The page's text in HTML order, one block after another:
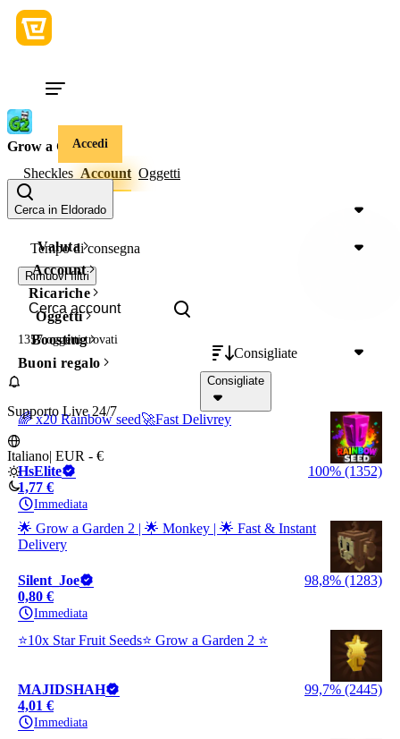
Accedi
Cerca in Eldorado
Valuta
Account
Ricariche
Oggetti
Boosting
Buoni regalo
Supporto Live 24/7
Italiano| EUR - €
Grow a Garden 2
Sheckles Account Oggetti
Prezzo
Tempo di consegna
Rimuovi filtri
Consigliate
Consigliate
1357 oggettitrovati
🌈 x20 Rainbow seed🚀Fast Delivrey
HsElite
100% (1352)
1,77 €
Immediata
🌟 Grow a Garden 2 | 🌟 Monkey | 🌟 Fast & Instant
Delivery
Silent_Joe
98,8% (1283)
0,80 €
Immediata
⭐10x Star Fruit Seeds⭐ Grow a Garden 2 ⭐
MAJIDSHAH
99,7% (2445)
4,01 €
Immediata